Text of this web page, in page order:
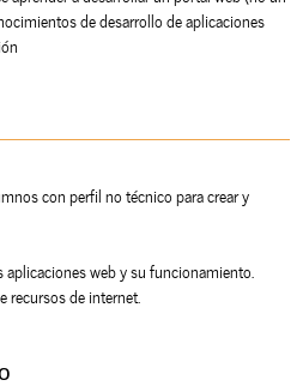
de desarrollo de aplicaciones
con perfil no técnico para crear y
web y su funcionamiento.
de internet.